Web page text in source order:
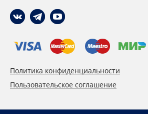
Политика конфиденциальности
Пользовательское соглашение